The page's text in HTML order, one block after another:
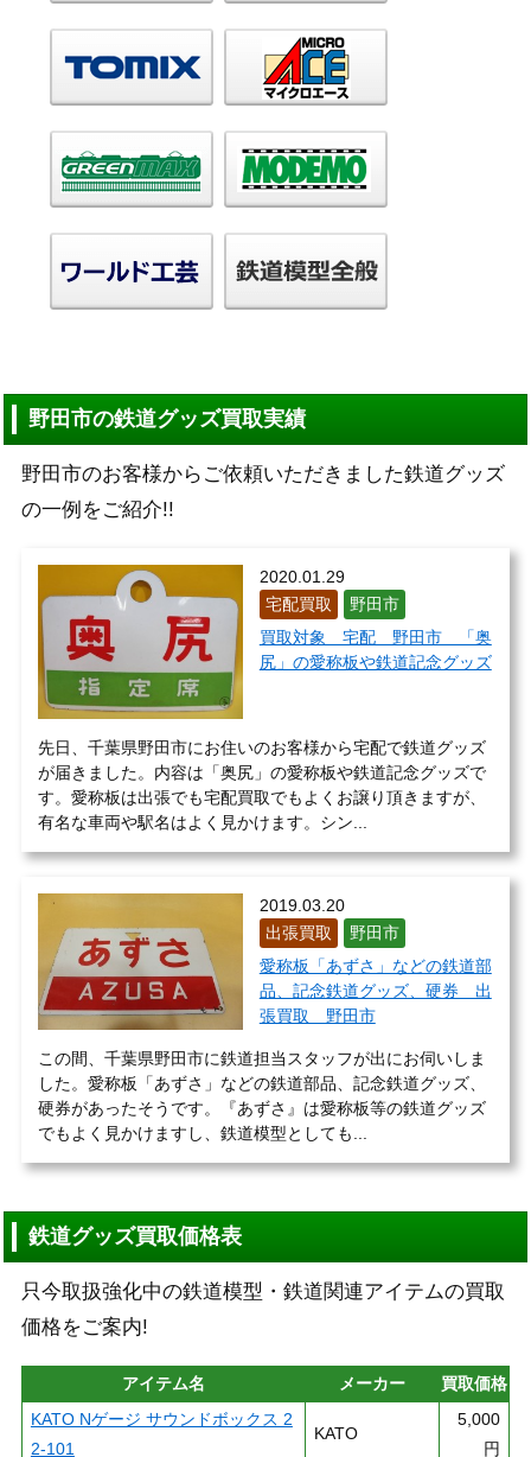
野田市の鉄道グッズ買取実績
野田市のお客様からご依頼いただきました鉄道グッズ
の一例をご紹介!!
2020.01.29
宅配買取
野田市
買取対象 宅配 野田市 「奥
尻」の愛称板や鉄道記念グッズ
先日、千葉県野田市にお住いのお客様から宅配で鉄道グッズ
が届きました。内容は「奥尻」の愛称板や鉄道記念グッズで
す。愛称板は出張でも宅配買取でもよくお譲り頂きますが、
有名な車両や駅名はよく見かけます。シン...
2019.03.20
出張買取
野田市
愛称板「あずさ」などの鉄道部
品、記念鉄道グッズ、硬券 出
張買取 野田市
この間、千葉県野田市に鉄道担当スタッフが出にお伺いしま
した。愛称板「あずさ」などの鉄道部品、記念鉄道グッズ、
硬券があったそうです。『あずさ』は愛称板等の鉄道グッズ
でもよく見かけますし、鉄道模型としても...
鉄道グッズ買取価格表
只今取扱強化中の鉄道模型・鉄道関連アイテムの買取
価格をご案内!
アイテム名 メーカー
買取価格
KATO Nゲージ サウンドボックス 2
2-101
KATO
5,000
円